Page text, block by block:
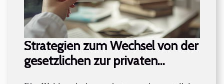
Strategien zum Wechsel von der
gesetzlichen zur privaten